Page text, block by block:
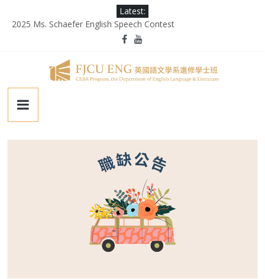
Latest:
徵業務助理(需具備口譯能力)
2025 Ms. Schaefer English Speech Contest
輔大百年校慶｜進修部英文系系友回娘家暨陳麗秀老師退休茶會
為受災民眾祈禱，願平安恢復
輔
仁